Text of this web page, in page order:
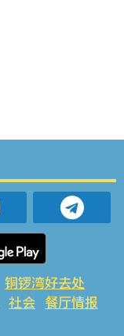
铜锣湾好去处
社会 餐厅情报